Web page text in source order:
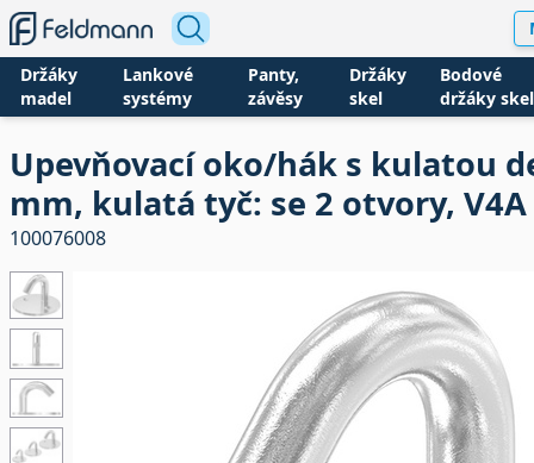
Držáky
madel
Lankové
systémy
Panty,
závěsy
Držáky
skel
Bodové
držáky skel
Upevňovací oko/hák s kulatou
mm, kulatá tyč: se 2 otvory, V4A
100076008